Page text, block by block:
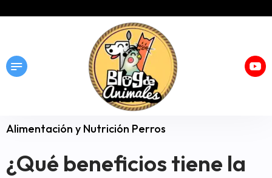
Alimentación y Nutrición Perros
¿Qué beneficios tiene la